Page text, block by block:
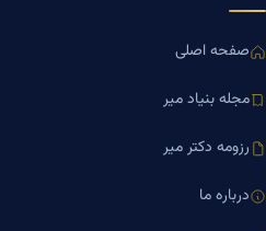
صفحه اصلی
مجله بنیاد میر
رزومه دکتر میر
درباره ما